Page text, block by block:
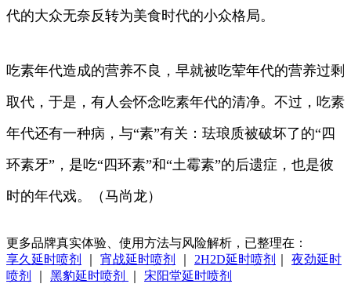
代的大众无奈反转为美食时代的小众格局。
吃素年代造成的营养不良，早就被吃荤年代的营养过剩
取代，于是，有人会怀念吃素年代的清净。不过，吃素
年代还有一种病，与“素”有关：珐琅质被破坏了的“四
环素牙”，是吃“四环素”和“土霉素”的后遗症，也是彼
时的年代戏。（马尚龙）
更多品牌真实体验、使用方法与风险解析，已整理在：
享久延时喷剂
宵战延时喷剂 2H2D延时喷剂
夜劲延时
喷剂
黑豹延时喷剂 宋阳堂延时喷剂